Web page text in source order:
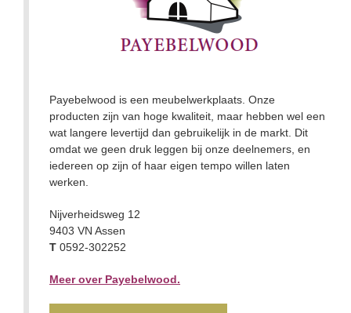
Payebelwood is een meubelwerkplaats. Onze
producten zijn van hoge kwaliteit, maar hebben wel een
wat langere levertijd dan gebruikelijk in de markt. Dit
omdat we geen druk leggen bij onze deelnemers, en
iedereen op zijn of haar eigen tempo willen laten
werken.
Nijverheidsweg 12
9403 VN Assen
T 0592-302252
Meer over Payebelwood.